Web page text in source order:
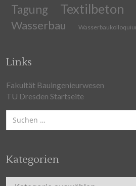
Tagung Textilbeton
Wasserbau
Links
Fakultät Bauingenieurwesen
TU Dresden Startseite
Suchen
nach:
Kategorien
Kategorien